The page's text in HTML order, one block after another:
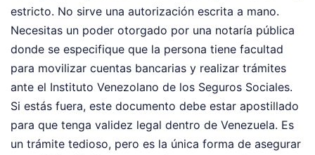
estricto. No sirve una autorización escrita a mano.
Necesitas un poder otorgado por una notaría pública
donde se especifique que la persona tiene facultad
para movilizar cuentas bancarias y realizar trámites
ante el Instituto Venezolano de los Seguros Sociales.
Si estás fuera, este documento debe estar apostillado
para que tenga validez legal dentro de Venezuela. Es
un trámite tedioso, pero es la única forma de asegurar